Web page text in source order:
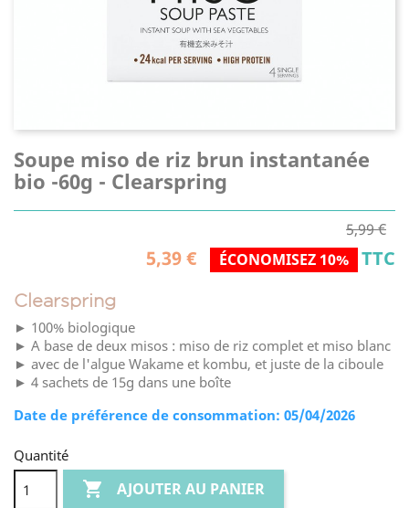
Soupe miso de riz brun instantanée
bio -60g - Clearspring
5,99 €
5,39 € ÉCONOMISEZ 10% TTC
Clearspring
► 100% biologique
► A base de deux misos : miso de riz complet et miso blanc
► avec de l'algue Wakame et kombu, et juste de la ciboule
► 4 sachets de 15g dans une boîte
Date de préférence de consommation: 05/04/2026
Quantité
 AJOUTER AU PANIER